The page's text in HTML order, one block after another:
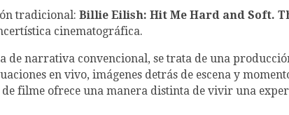
tradicional:Billie Eilish: Hit Me Hard and Soft.
cinematográfica.
de narrativa convencional, se trata de una
en vivo, imágenes detrás de escena y
de filme ofrece una manera distinta de vivir una